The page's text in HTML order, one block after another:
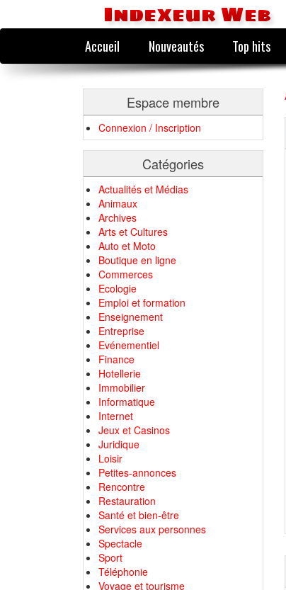
Indexeur Web
Accueil Nouveautés Top hits
Espace membre
Connexion / Inscription
Catégories
Actualités et Médias
Animaux
Archives
Arts et Cultures
Auto et Moto
Boutique en ligne
Commerces
Ecologie
Emploi et formation
Enseignement
Entreprise
Evénementiel
Finance
Hotellerie
Immobilier
Informatique
Internet
Jeux et Casinos
Juridique
Loisir
Petites-annonces
Rencontre
Restauration
Santé et bien-être
Services aux personnes
Spectacle
Sport
Téléphonie
Voyage et tourisme